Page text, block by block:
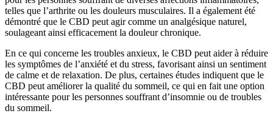
telles que l’arthrite ou les douleurs musculaires. Il a également été
démontré que le CBD peut agir comme un analgésique naturel,
soulageant ainsi efficacement la douleur chronique.
En ce qui concerne les troubles anxieux, le CBD peut aider à réduire
les symptômes de l’anxiété et du stress, favorisant ainsi un sentiment
de calme et de relaxation. De plus, certaines études indiquent que le
CBD peut améliorer la qualité du sommeil, ce qui en fait une option
intéressante pour les personnes souffrant d’insomnie ou de troubles
du sommeil.